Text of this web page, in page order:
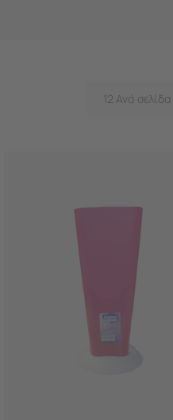
12 Ανά σελίδα